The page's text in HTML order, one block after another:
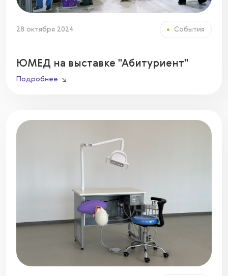
28 октября 2024 События
ЮМЕД на выставке "Абитуриент"
Подробнее